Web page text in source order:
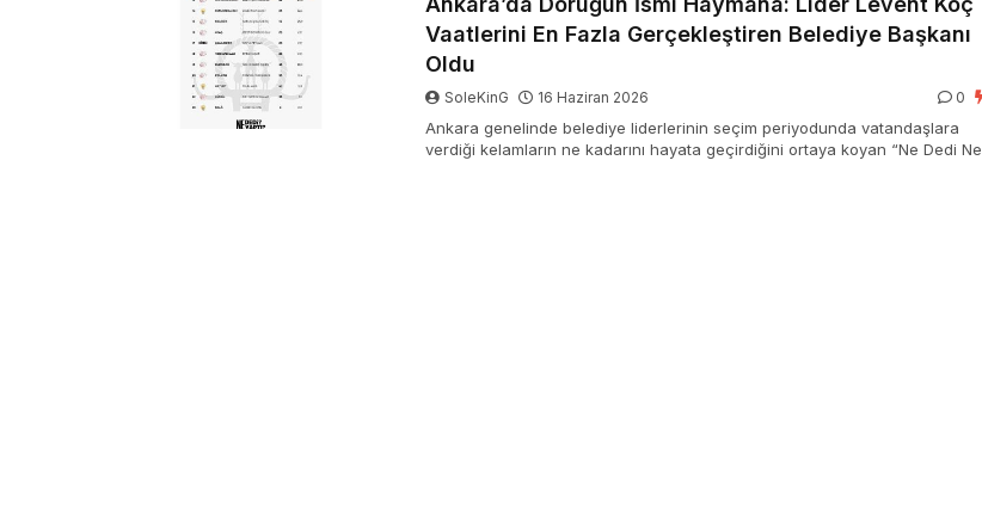
Vaatlerini En Fazla Gerçekleştiren Belediye Başkanı
Oldu
SoleKinG 16 Haziran 2026 0
Ankara genelinde belediye liderlerinin seçim periyodunda vatandaşlara
verdiği kelamların ne kadarını hayata geçirdiğini ortaya koyan “Ne Dedi Ne